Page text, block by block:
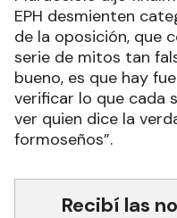
EPH desmienten
de la oposición, que
serie de mitos tan
bueno, es que hay
verificar lo que cada
ver quien dice la
formoseños”.
Recibí las